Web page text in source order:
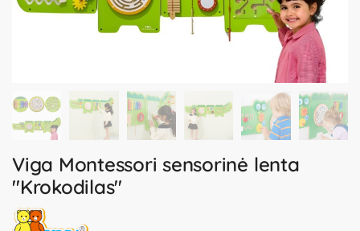
Viga Montessori sensorinė lenta
"Krokodilas"